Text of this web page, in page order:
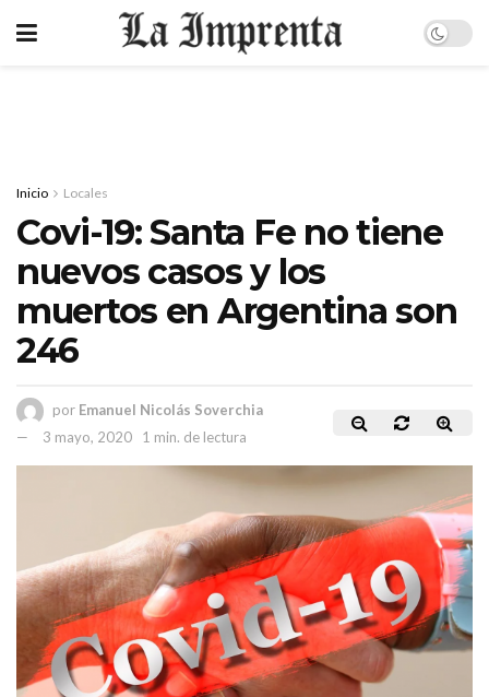
Inicio Locales
Covi-19: Santa Fe no tiene
nuevos casos y los
muertos en Argentina son
246
por Emanuel Nicolás Soverchia
3 mayo, 2020
1 min. de lectura